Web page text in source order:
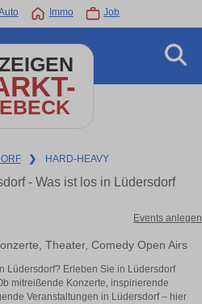
Immo Job
❯ HARD-HEAVY
- Was ist los in Lüdersdorf
Events anlegen
Theater, Comedy Open Airs
Lüdersdorf? Erleben Sie in Lüdersdorf
mitreißende Konzerte, inspirierende
Veranstaltungen in Lüdersdorf – hier